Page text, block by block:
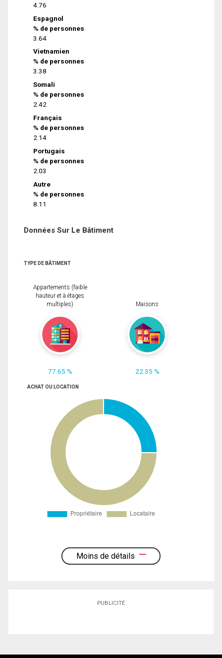
4.76
Espagnol
% de personnes
3.64
Vietnamien
% de personnes
3.38
Somali
% de personnes
2.42
Français
% de personnes
2.14
Portugais
% de personnes
2.03
Autre
% de personnes
8.11
Données Sur Le Bâtiment
TYPE DE BÂTIMENT
Appartements (faible
hauteur et à étages
multiples)
77.65 %
Maisons
22.35 %
ACHAT OU LOCATION
Moins de détails
PUBLICITÉ